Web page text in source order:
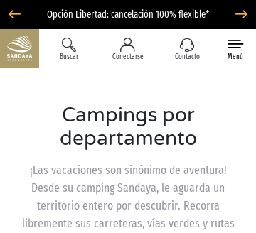
Opción Libertad: cancelación 100% flexible*
Buscar Conectarse Contacto Menú
Campings por
departamento
¡Las vacaciones son sinónimo de aventura!
Desde su camping Sandaya, le aguarda un
territorio entero por descubrir. Recorra
libremente sus carreteras, vías verdes y rutas